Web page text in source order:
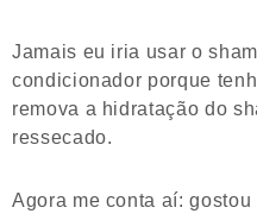
Jamais eu iria usar o
condicionador porque
remova a hidratação do
ressecado.
Agora me conta aí: gostou